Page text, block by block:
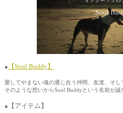
● 【Soul Buddy】
愛してやまない魂の通じ合う仲間、友達、そし
そのような想いからSoul Buddyという名前が誕
● 【アイテム】